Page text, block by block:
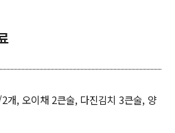
개, 오이채 2큰술, 다진김치 3큰술, 양